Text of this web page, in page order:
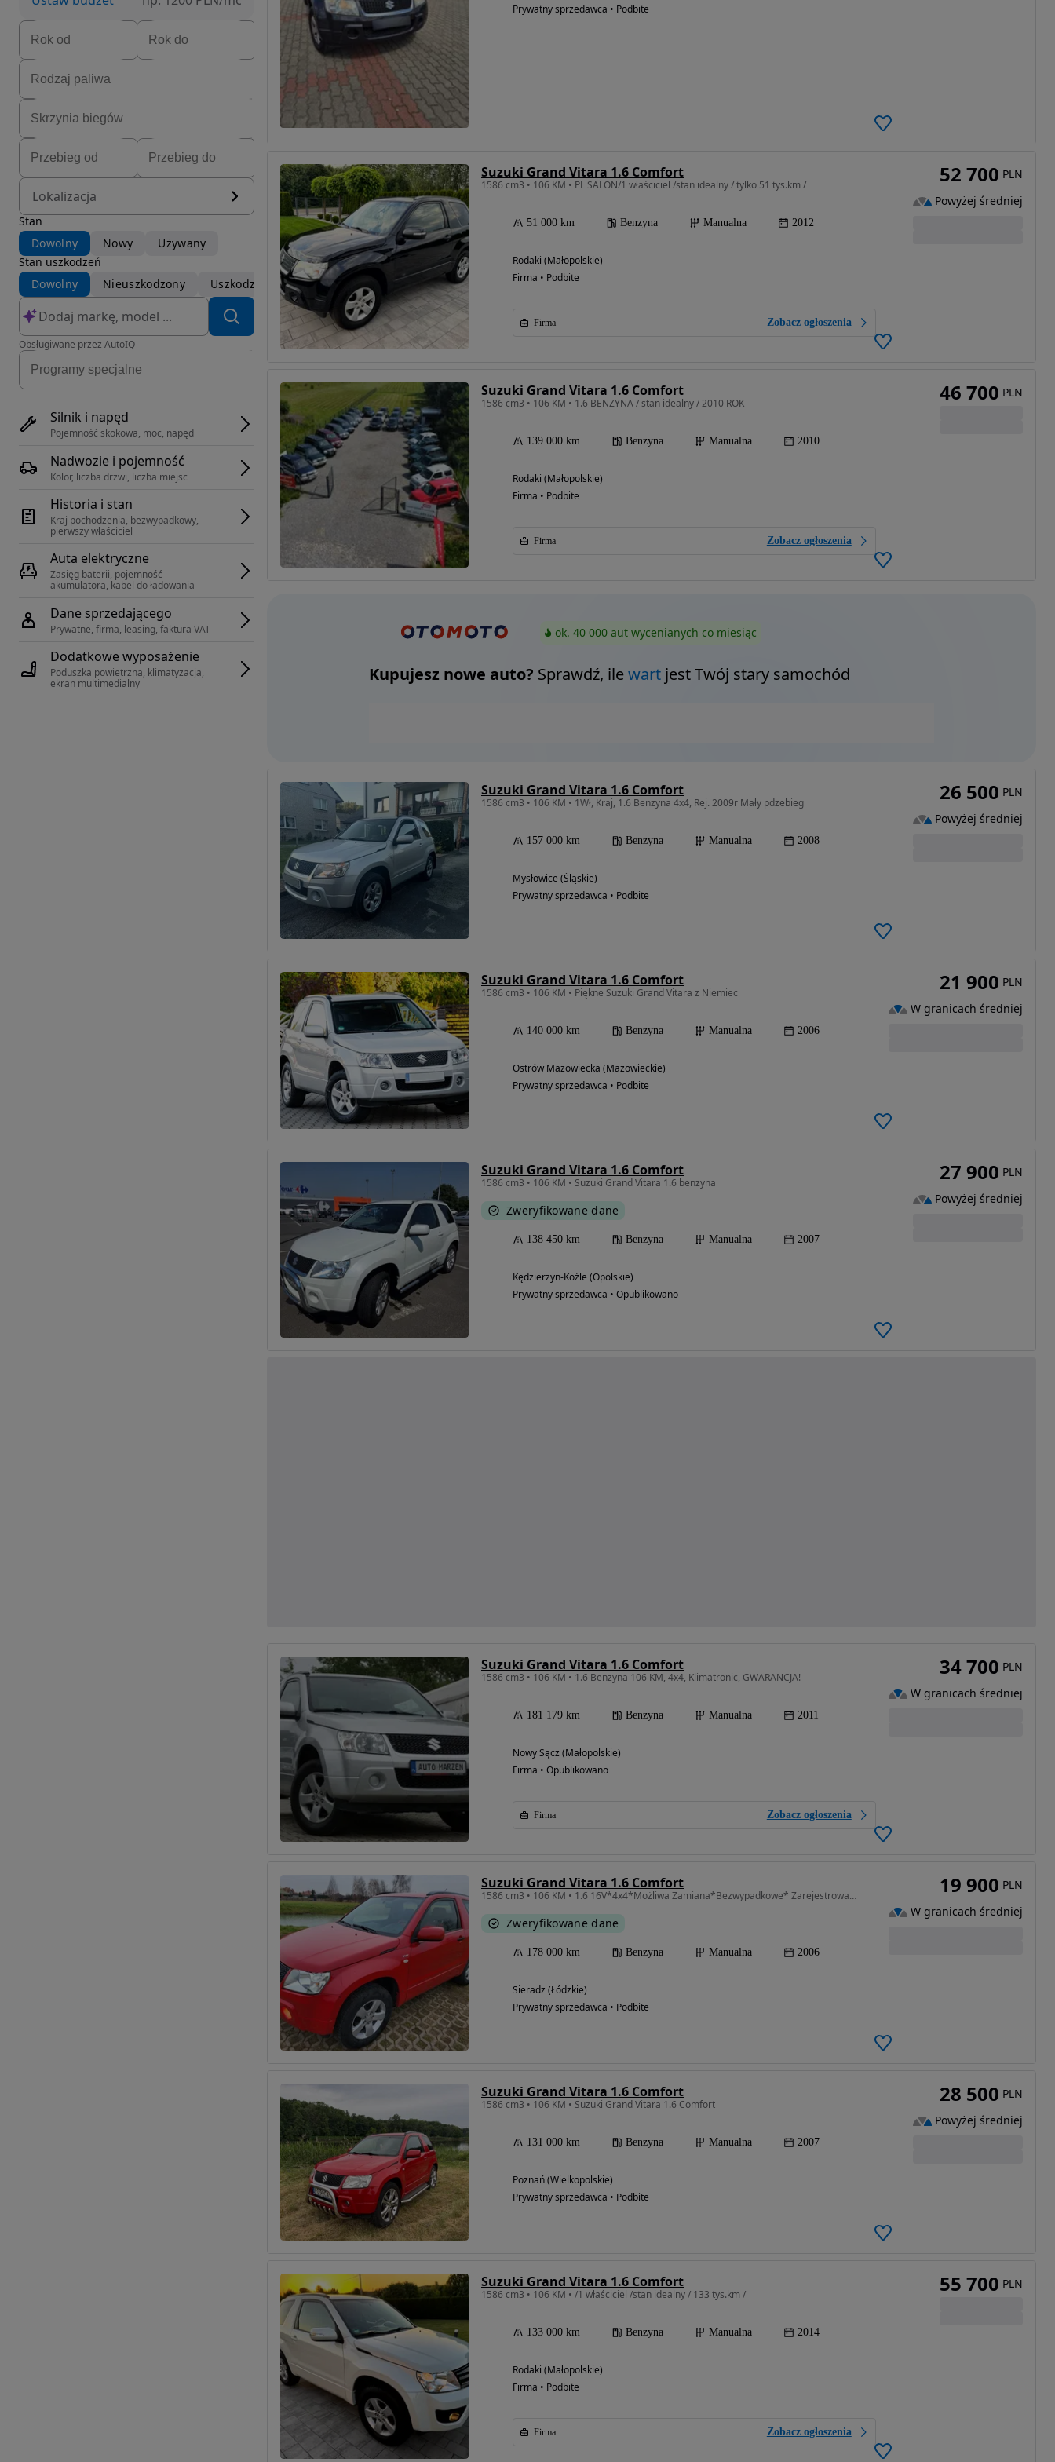
Lokalizacja
Stan
Dowolny
Nowy
Używany
Stan uszkodzeń
Dowolny
Nieuszkodzony Uszkodzony
Obsługiwane przez AutoIQ
Silnik i napęd
Pojemność skokowa, moc, napęd
Nadwozie i pojemność
Kolor, liczba drzwi, liczba miejsc
Historia i stan
Kraj pochodzenia, bezwypadkowy,
pierwszy właściciel
Auta elektryczne
Zasięg baterii, pojemność
akumulatora, kabel do ładowania
Dane sprzedającego
Prywatne, firma, leasing, faktura VAT
Dodatkowe wyposażenie
Poduszka powietrzna, klimatyzacja,
ekran multimedialny
Prywatny sprzedawca • Podbite
Suzuki Grand Vitara 1.6 Comfort
1586 cm3 • 106 KM • PL SALON/1 właściciel /stan idealny / tylko 51 tys.km /
51 000 km Benzyna Manualna 2012
Rodaki (Małopolskie)
Firma • Podbite
Firma Zobacz ogłoszenia
52 700 PLN
Powyżej średniej
Suzuki Grand Vitara 1.6 Comfort
1586 cm3 • 106 KM • 1.6 BENZYNA / stan idealny / 2010 ROK
139 000 km Benzyna Manualna 2010
Rodaki (Małopolskie)
Firma • Podbite
Firma Zobacz ogłoszenia
46 700 PLN
ok. 40 000 aut wycenianych co miesiąc
Kupujesz nowe auto? Sprawdź, ilewartjest Twój stary samochód
Suzuki Grand Vitara 1.6 Comfort
1586 cm3 • 106 KM • 1Wł, Kraj, 1.6 Benzyna 4x4, Rej. 2009r Mały pdzebieg
157 000 km Benzyna Manualna 2008
Mysłowice (Śląskie)
Prywatny sprzedawca • Podbite
26 500 PLN
Powyżej średniej
Suzuki Grand Vitara 1.6 Comfort
1586 cm3 • 106 KM • Piękne Suzuki Grand Vitara z Niemiec
140 000 km Benzyna Manualna 2006
Ostrów Mazowiecka (Mazowieckie)
Prywatny sprzedawca • Podbite
21 900 PLN
W granicach średniej
Suzuki Grand Vitara 1.6 Comfort
1586 cm3 • 106 KM • Suzuki Grand Vitara 1.6 benzyna
Zweryfikowane dane
138 450 km Benzyna Manualna 2007
Kędzierzyn-Koźle (Opolskie)
Prywatny sprzedawca • Opublikowano
27 900 PLN
Powyżej średniej
Suzuki Grand Vitara 1.6 Comfort
1586 cm3 • 106 KM • 1.6 Benzyna 106 KM, 4x4, Klimatronic, GWARANCJA!
181 179 km Benzyna Manualna 2011
Nowy Sącz (Małopolskie)
Firma • Opublikowano
Firma Zobacz ogłoszenia
34 700 PLN
W granicach średniej
Suzuki Grand Vitara 1.6 Comfort
1586 cm3 • 106 KM • 1.6 16V*4x4*Możliwa Zamiana*Bezwypadkowe* Zarejestrowane*Super Stan
Zweryfikowane dane
178 000 km Benzyna Manualna 2006
Sieradz (Łódzkie)
Prywatny sprzedawca • Podbite
19 900 PLN
W granicach średniej
Suzuki Grand Vitara 1.6 Comfort
1586 cm3 • 106 KM • Suzuki Grand Vitara 1.6 Comfort
131 000 km Benzyna Manualna 2007
Poznań (Wielkopolskie)
Prywatny sprzedawca • Podbite
28 500 PLN
Powyżej średniej
Suzuki Grand Vitara 1.6 Comfort
1586 cm3 • 106 KM • /1 właściciel /stan idealny / 133 tys.km /
133 000 km Benzyna Manualna 2014
Rodaki (Małopolskie)
Firma • Podbite
Firma Zobacz ogłoszenia
55 700 PLN